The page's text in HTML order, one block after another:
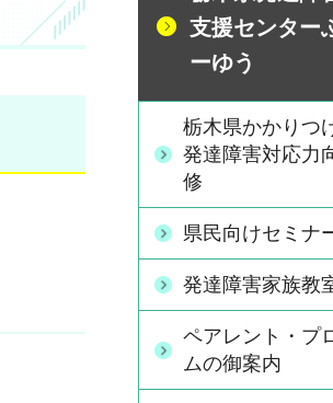
支援センター
ーゆう
栃木県かかりつ
発達障害対応力
修
県民向けセミナ
発達障害家族教
ペアレント・プ
ムの御案内